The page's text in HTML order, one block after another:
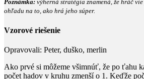
Poznámka: výherná stratégia znamená, že hráč
ohľadu na to, ako hrá jeho súper.
Vzorové riešenie
Opravovali: Peter, duško, merlin
Ako prvé si môžeme všimnúť, že po ťahu
počet hadov v kruhu zmenší o 1 . Keďže